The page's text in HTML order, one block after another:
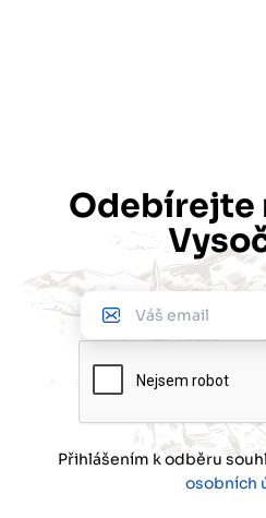
Odebírejte
Přihlášením k odběru
osobních